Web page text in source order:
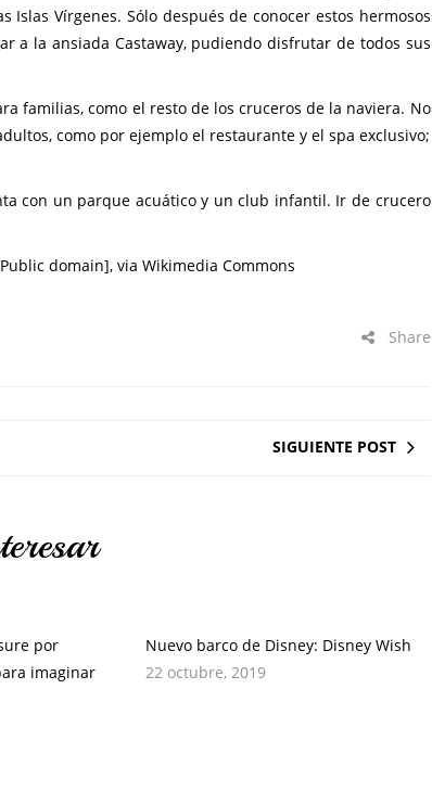
Islas Vírgenes. Sólo después de conocer estos hermosos
a la ansiada Castaway, pudiendo disfrutar de todos sus
familias, como el resto de los cruceros de la naviera. No
como por ejemplo el restaurante y el spa exclusivo;
con un parque acuático y un club infantil. Ir de crucero
domain], via Wikimedia Commons
Share
SIGUIENTE POST
por
imaginar
Nuevo barco de Disney: Disney Wish
22 octubre, 2019